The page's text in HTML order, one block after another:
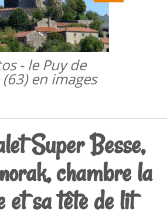
- le Puy de
en images
Super Besse,
chambre la
et sa tête de lit